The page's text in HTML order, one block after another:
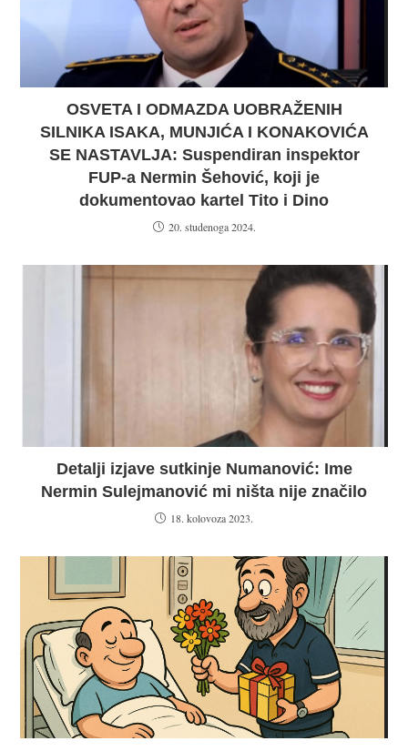
OSVETA I ODMAZDA UOBRAŽENIH
SILNIKA ISAKA, MUNJIĆA I KONAKOVIĆA
SE NASTAVLJA: Suspendiran inspektor
FUP-a Nermin Šehović, koji je
dokumentovao kartel Tito i Dino
20. studenoga 2024.
Detalji izjave sutkinje Numanović: Ime
Nermin Sulejmanović mi ništa nije značilo
18. kolovoza 2023.